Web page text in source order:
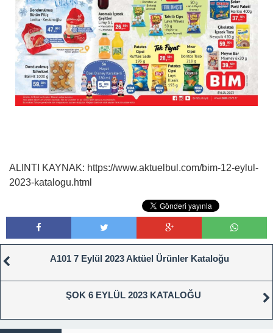
ALINTI KAYNAK: https://www.aktuelbul.com/bim-12-eylul-
2023-katalogu.html
A101 7 Eylül 2023 Aktüel Ürünler Kataloğu
ŞOK 6 EYLÜL 2023 KATALOĞU